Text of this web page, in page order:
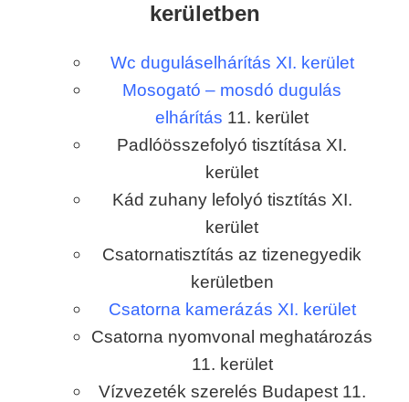
kerületben
Wc duguláselhárítás XI. kerület
Mosogató – mosdó dugulás
elhárítás 11. kerület
Padlóösszefolyó tisztítása XI.
kerület
Kád zuhany lefolyó tisztítás XI.
kerület
Csatornatisztítás az tizenegyedik
kerületben
Csatorna kamerázás XI. kerület
Csatorna nyomvonal meghatározás
11. kerület
Vízvezeték szerelés Budapest 11.